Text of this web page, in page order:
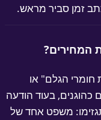
סביר מראש.
הגלם" או
בעוד הודעה
משפט אחד של